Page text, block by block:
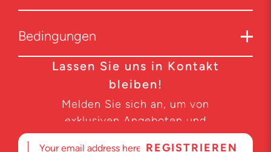
Bedingungen
Lassen Sie uns in Kontakt
bleiben!
Melden Sie sich an, um von
exklusiven Angeboten und
Produktneuheiten zu erfahren.